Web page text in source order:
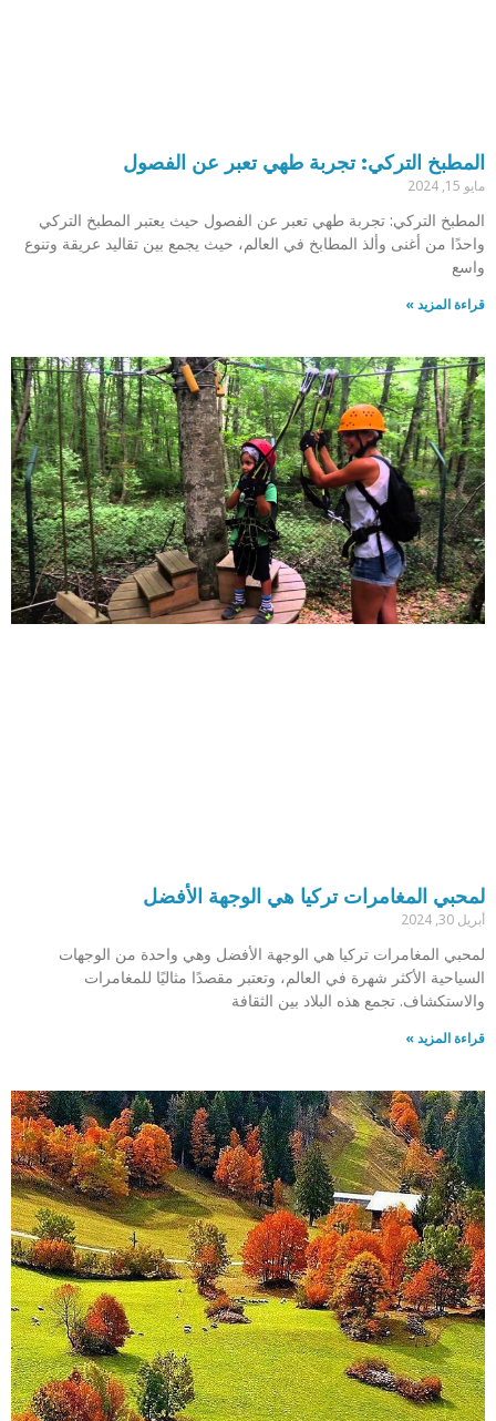
المطبخ التركي: تجربة طهي تعبر عن الفصول
مايو 15, 2024
المطبخ التركي: تجربة طهي تعبر عن الفصول حيث يعتبر المطبخ التركي
واحدًا من أغنى وألذ المطابخ في العالم، حيث يجمع بين تقاليد عريقة وتنوع
واسع
قراءة المزيد »
لمحبي المغامرات تركيا هي الوجهة الأفضل
أبريل 30, 2024
لمحبي المغامرات تركيا هي الوجهة الأفضل وهي واحدة من الوجهات
السياحية الأكثر شهرة في العالم، وتعتبر مقصدًا مثاليًا للمغامرات
والاستكشاف. تجمع هذه البلاد بين الثقافة
قراءة المزيد »